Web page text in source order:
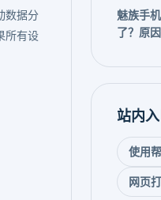
数据分
所有设
魅族手
了？原
站内入
使用
网页